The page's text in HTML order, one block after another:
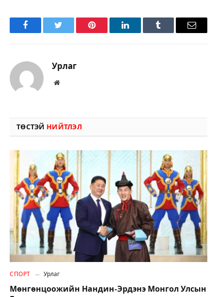
FacebookTwitter Pinterest LinkedInTumblr Имэйл
Урлаг
Вэбсайт
ТӨСТЭЙ НИЙТЛЭЛ
СПОРТ Урлаг
Мөнгөнцоожийн Нандин-Эрдэнэ Монгол Улсын